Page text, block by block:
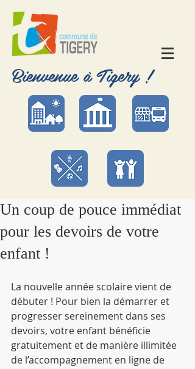
Bienvenue à Tigery !
Un coup de pouce immédiat
pour les devoirs de votre
enfant !
La nouvelle année scolaire vient de
débuter ! Pour bien la démarrer et
progresser sereinement dans ses
devoirs, votre enfant bénéficie
gratuitement et de manière illimitée
de l’accompagnement en ligne de